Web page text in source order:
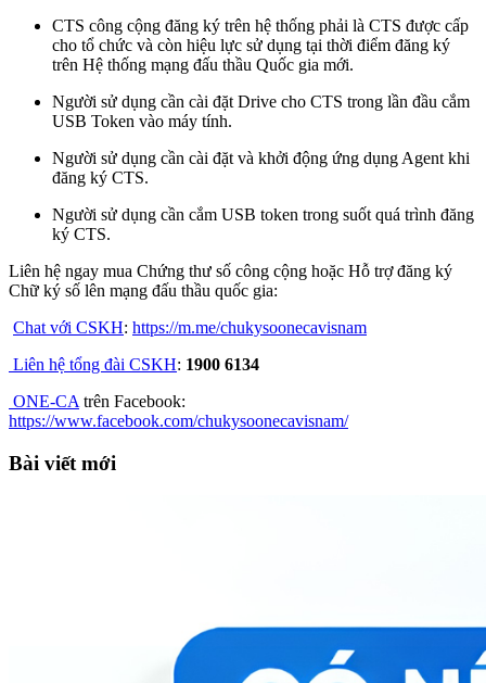
CTS công cộng đăng ký trên hệ thống phải là CTS được cấp
cho tổ chức và còn hiệu lực sử dụng tại thời điểm đăng ký
trên Hệ thống mạng đấu thầu Quốc gia mới.
Người sử dụng cần cài đặt Drive cho CTS trong lần đầu cắm
USB Token vào máy tính.
Người sử dụng cần cài đặt và khởi động ứng dụng Agent khi
đăng ký CTS.
Người sử dụng cần cắm USB token trong suốt quá trình đăng
ký CTS.
Liên hệ ngay mua Chứng thư số công cộng hoặc Hỗ trợ đăng ký
Chữ ký số lên mạng đấu thầu quốc gia:
Chat với CSKH: https://m.me/chukysoonecavisnam
Liên hệ tổng đài CSKH: 1900 6134
ONE-CA trên Facebook:
https://www.facebook.com/chukysoonecavisnam/
Bài viết mới